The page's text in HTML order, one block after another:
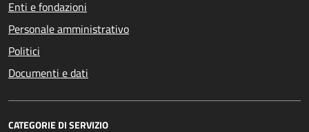
Enti e fondazioni
Personale amministrativo
Politici
Documenti e dati
CATEGORIE DI SERVIZIO